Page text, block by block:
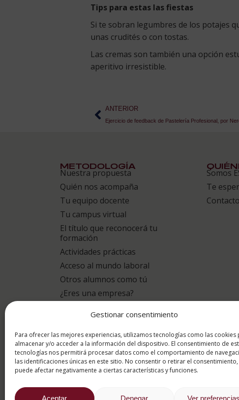
Gestionar consentimiento
Para ofrecer las mejores experiencias, utilizamos tecnologías como las cookies
almacenar y/o acceder a la información del dispositivo. El consentimiento de
tecnologías nos permitirá procesar datos como el comportamiento de
las identificaciones únicas en este sitio. No consentir o retirar el consentimiento,
puede afectar negativamente a ciertas características y funciones.
Aceptar Denegar Ver preferencias
Tips para estas las fiestas
Si te sobran legumbres de los potajes
unas crudités o con tostas.
Las cremas son también una opción
aperitivo irresistible.
ANTERIOR
Ejercicio de feedback de Pastelería Profesional, por
METODOLOGÍA
Nuestra propuesta
Quién nos acompaña
Tu equipo docente
Tu campus virtual
El título que reconocerá tu
formación
Actividades prácticas
Acceso al mundo laboral
Otros alumnos como tú
¿Eres una empresa?
Somos
Te
Contacto
9.4/10
basado en1331 Valoraciones
por eKomi